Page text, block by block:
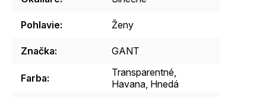
Pohlavie: Ženy
Značka: GANT
Farba:
Transparentné,
Havana, Hnedá